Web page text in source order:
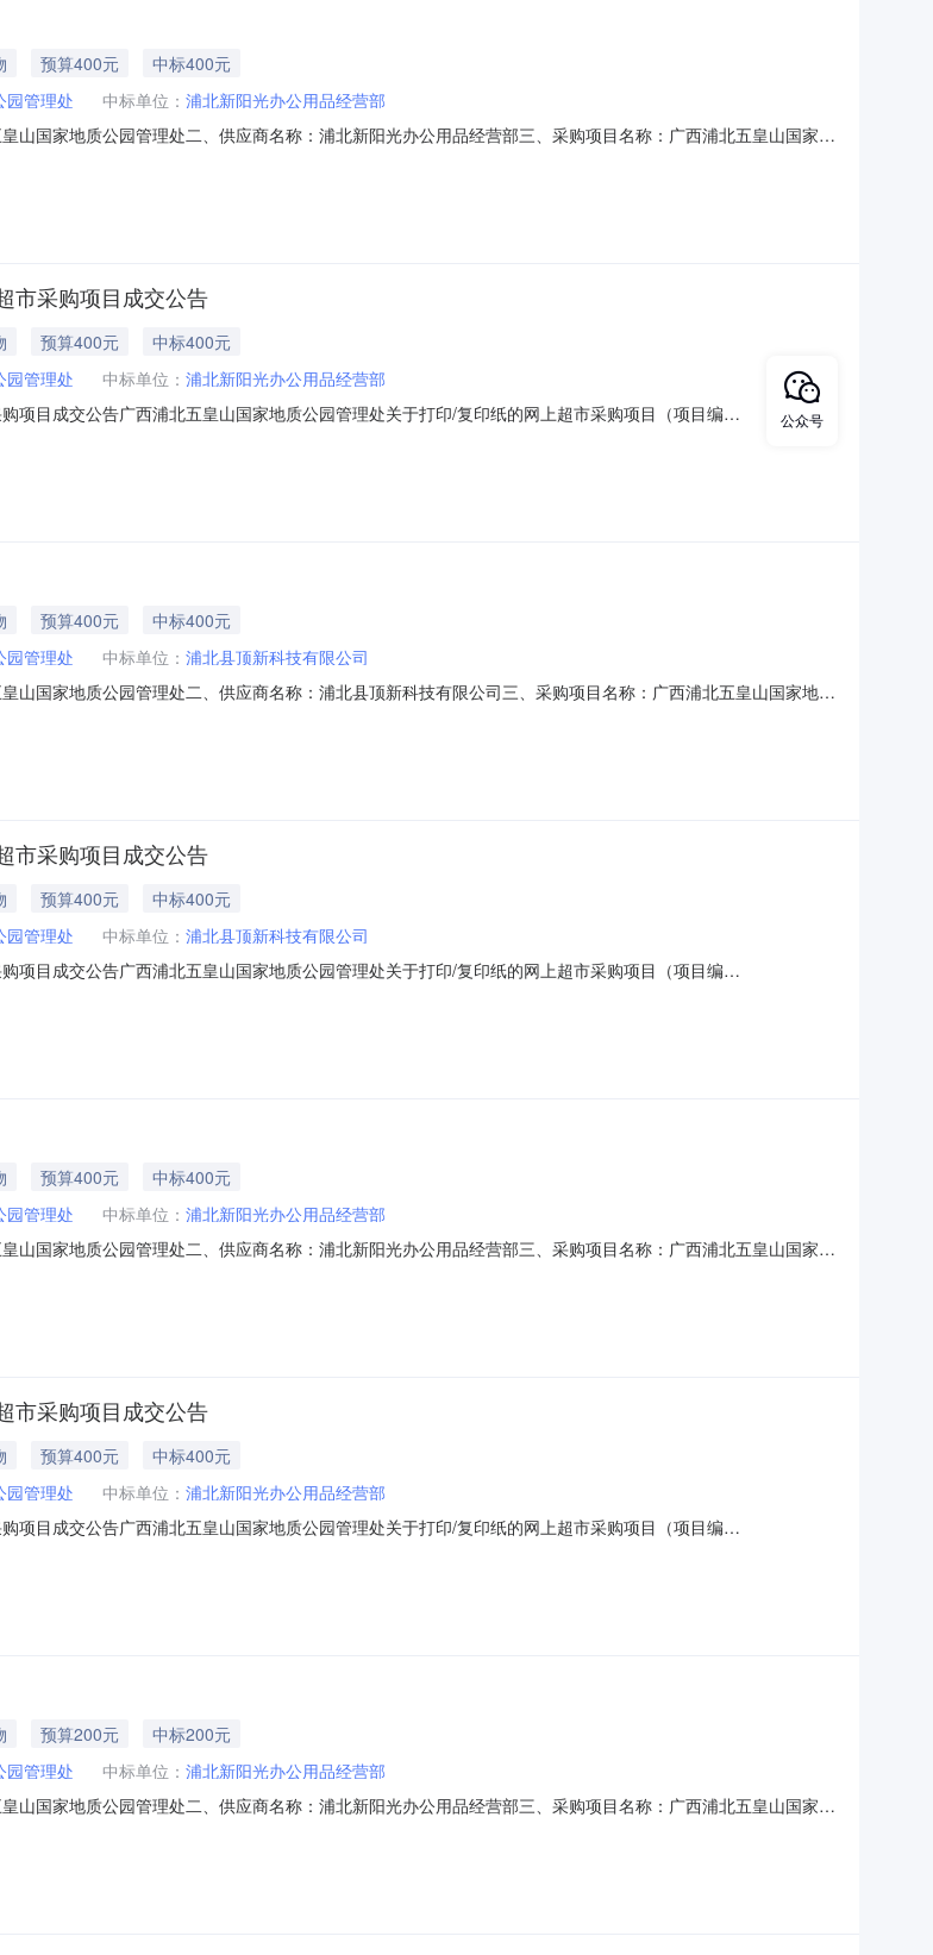
预算400元
中标400元
园管理处 中标单位： 浦北新阳光办公用品经营部
山国家地质公园管理处二、供应商名称：浦北新阳光办公用品经营部三、采购项目名称：广西浦北五皇山国家地
标的基本概况：七、其它事项：无八、联系方式1、采购人名称：广西浦北五皇山国家地质
市采购项目成交公告
预算400元
中标400元
园管理处 中标单位： 浦北新阳光办公用品经营部
项目成交公告广西浦北五皇山国家地质公园管理处关于打印/复印纸的网上超市采购项目（项目编
划信息：序号采购计划文号信息采购计划金额1浦采监[2025]2706号400.0项目所在行政区划编码:4507
预算400元
中标400元
园管理处 中标单位： 浦北县顶新科技有限公司
山国家地质公园管理处二、供应商名称：浦北县顶新科技有限公司三、采购项目名称：广西浦北五皇山国家地质
A4件2.00200400服务要求或标的基本概况：七、其它事项：无八、联
市采购项目成交公告
预算400元
中标400元
园管理处 中标单位： 浦北县顶新科技有限公司
项目成交公告广西浦北五皇山国家地质公园管理处关于打印/复印纸的网上超市采购项目（项目编
划信息：序号采购计划文号信息采购计划金额1浦采监[2025]481号400.0项目所在行政区划编码:45072
预算400元
中标400元
园管理处 中标单位： 浦北新阳光办公用品经营部
山国家地质公园管理处二、供应商名称：浦北新阳光办公用品经营部三、采购项目名称：广西浦北五皇山国家地
的基本概况：七、其它事项：无八、联系方式1、采购人名称：广西浦北五皇山国家地质公园
市采购项目成交公告
预算400元
中标400元
园管理处 中标单位： 浦北新阳光办公用品经营部
项目成交公告广西浦北五皇山国家地质公园管理处关于打印/复印纸的网上超市采购项目（项目编
划信息：序号采购计划文号信息采购计划金额1浦采监[2025]481号400.0项目所在行政区划编码:45072
预算200元
中标200元
园管理处 中标单位： 浦北新阳光办公用品经营部
山国家地质公园管理处二、供应商名称：浦北新阳光办公用品经营部三、采购项目名称：广西浦北五皇山国家地
标的基本概况：七、其它事项：无八、联系方式1、采购人名称：广西浦北五皇山国家地质
公众号